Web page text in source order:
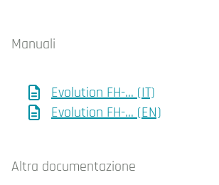
Manuali
Evolution FH-... (IT)
Evolution FH-... (EN)
Altra documentazione